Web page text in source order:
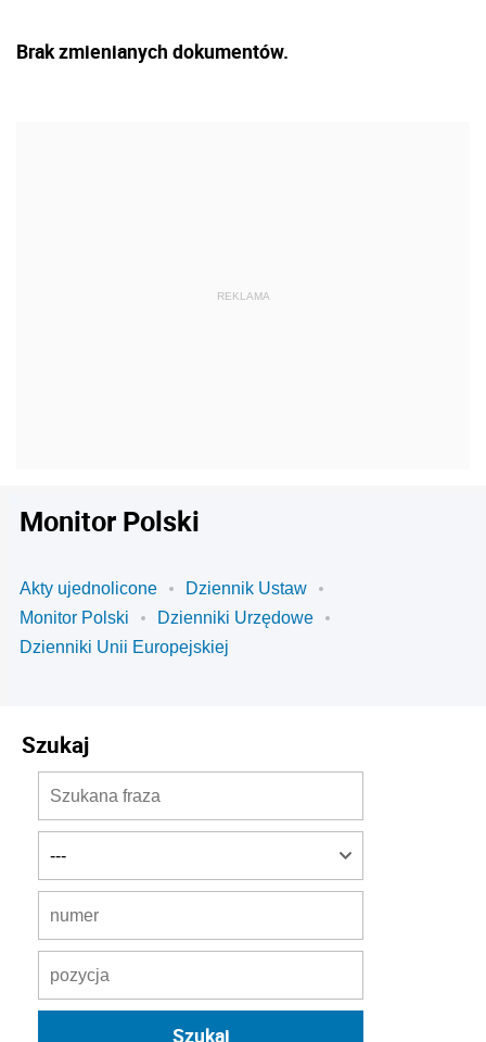
Brak zmienianych dokumentów.
Monitor Polski
Akty ujednolicone
Dziennik Ustaw
Monitor Polski
Dzienniki Urzędowe
Dzienniki Unii Europejskiej
Szukaj